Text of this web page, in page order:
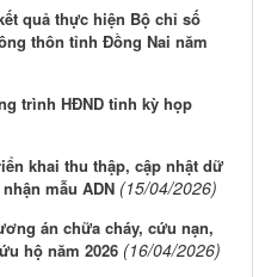
quả thực hiện Bộ chỉ số
thôn tỉnh Đồng Nai năm
trình HĐND tỉnh kỳ họp
khai thu thập, cập nhật dữ
mẫu ADN (15/04/2026)
án chữa cháy, cứu nạn,
hộ năm 2026 (16/04/2026)